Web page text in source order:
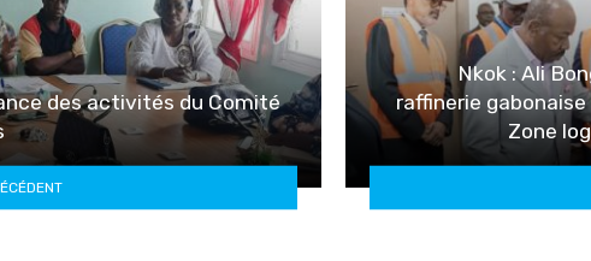
des activités du Comité
Nkok : Ali
raffinerie gabonaise
Zone